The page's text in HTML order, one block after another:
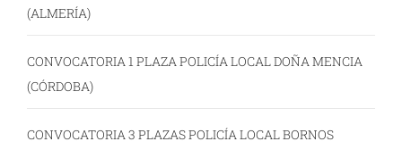
(ALMERÍA)
CONVOCATORIA 1 PLAZA POLICÍA LOCAL DOÑA MENCIA
(CÓRDOBA)
CONVOCATORIA 3 PLAZAS POLICÍA LOCAL BORNOS